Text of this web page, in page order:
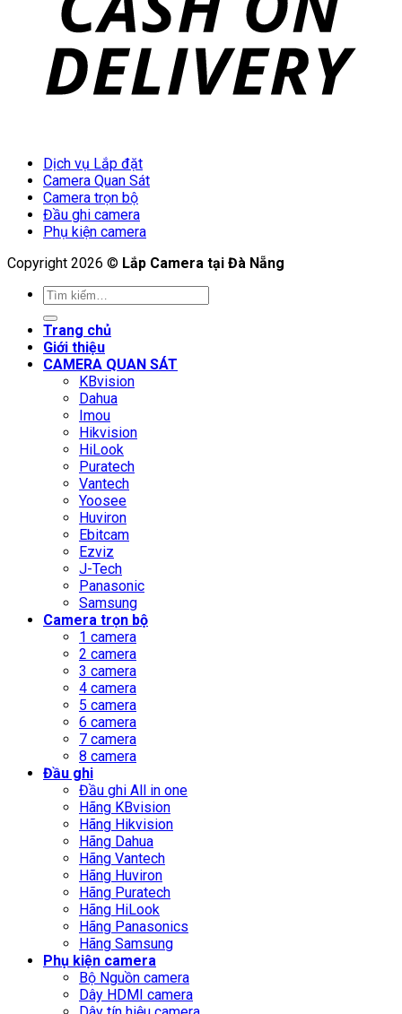
Dịch vụ Lắp đặt
Camera Quan Sát
Camera trọn bộ
Đầu ghi camera
Phụ kiện camera
Copyright 2026 © Lắp Camera tại Đà Nẵng
Tìm
kiếm:
Trang chủ
Giới thiệu
CAMERA QUAN SÁT
KBvision
Dahua
Imou
Hikvision
HiLook
Puratech
Vantech
Yoosee
Huviron
Ebitcam
Ezviz
J-Tech
Panasonic
Samsung
Camera trọn bộ
1 camera
2 camera
3 camera
4 camera
5 camera
6 camera
7 camera
8 camera
Đầu ghi
Đầu ghi All in one
Hãng KBvision
Hãng Hikvision
Hãng Dahua
Hãng Vantech
Hãng Huviron
Hãng Puratech
Hãng HiLook
Hãng Panasonics
Hãng Samsung
Phụ kiện camera
Bộ Nguồn camera
Dây HDMI camera